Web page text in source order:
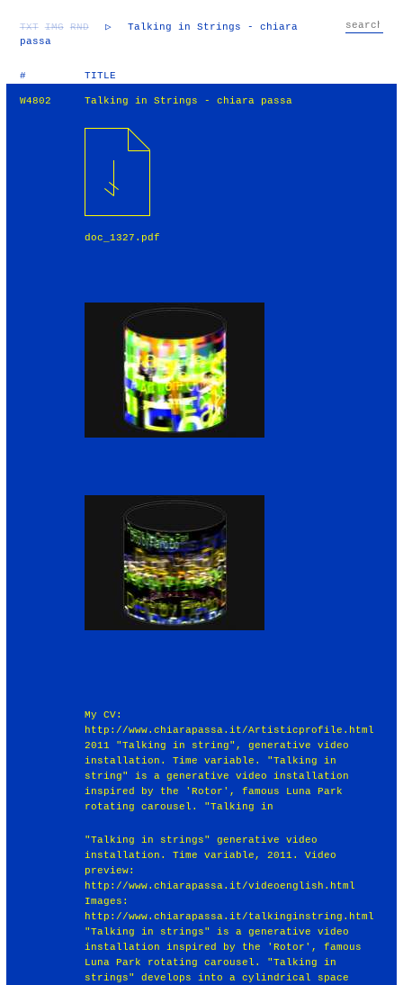
TXT IMG RND ▷
Talking in Strings - chiara
passa
# TITLE
W4802 Talking in Strings - chiara passa
doc_1327.pdf
My CV:
http://www.chiarapassa.it/Artisticprofile.html
2011 "Talking in string", generative video
installation. Time variable. "Talking in
string" is a generative video installation
inspired by the 'Rotor', famous Luna Park
rotating carousel. "Talking in
"Talking in strings" generative video
installation. Time variable, 2011. Video
preview:
http://www.chiarapassa.it/videoenglish.html
Images:
http://www.chiarapassa.it/talkinginstring.html
"Talking in strings" is a generative video
installation inspired by the 'Rotor', famous
Luna Park rotating carousel. "Talking in
strings" develops into a cylindrical space